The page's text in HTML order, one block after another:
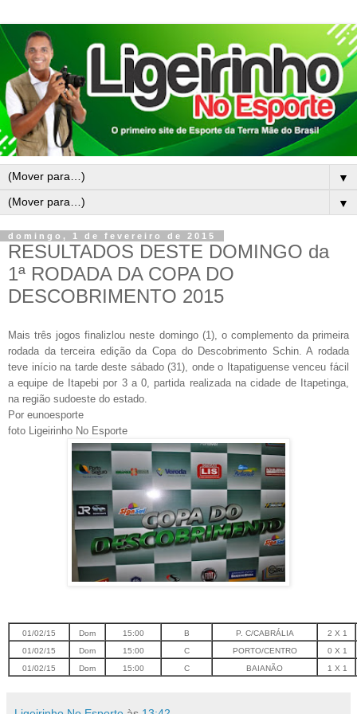
▼
▼
domingo, 1 de fevereiro de 2015
RESULTADOS DESTE DOMINGO da
1ª RODADA DA COPA DO
DESCOBRIMENTO 2015
Mais três jogos finalizlou neste domingo (1), o complemento da primeira
rodada da terceira edição da Copa do Descobrimento Schin. A rodada
teve início na tarde deste sábado (31), onde o Itapatiguense venceu fácil
a equipe de Itapebi por 3 a 0, partida realizada na cidade de Itapetinga,
na região sudoeste do estado.
Por eunoesporte
foto Ligeirinho No Esporte
01/02/15 Dom 15:00 B P. C/CABRÁLIA
2 X 1
01/02/15
Dom 15:00 C PORTO/CENTRO
0 X 1
01/02/15
Dom 15:00 C BAIANÃO 1 X 1